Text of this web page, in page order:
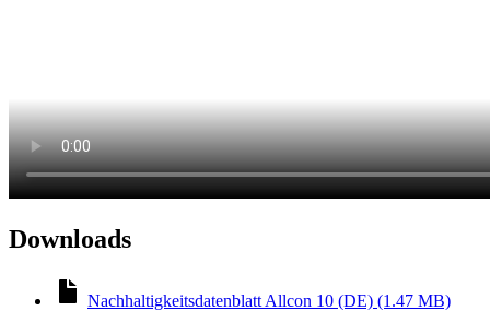
Downloads
Nachhaltigkeitsdatenblatt Allcon 10 (DE) (1.47 MB)